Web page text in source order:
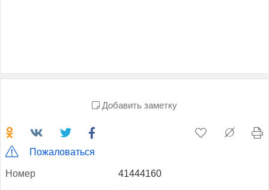
Добавить заметку
Пожаловаться
Но­мер 41444160